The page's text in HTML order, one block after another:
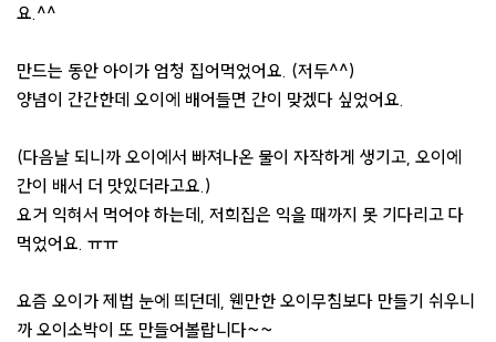
요.^^
만드는 동안 아이가 엄청 집어먹었어요. (저두^^)
양념이 간간한데 오이에 배어들면 간이 맞겠다 싶었어요.
(다음날 되니까 오이에서 빠져나온 물이 자작하게 생기고, 오이에
간이 배서 더 맛있더라고요.)
요거 익혀서 먹어야 하는데, 저희집은 익을 때까지 못 기다리고 다
먹었어요. ㅠㅠ
요즘 오이가 제법 눈에 띄던데, 웬만한 오이무침보다 만들기 쉬우니
까 오이소박이 또 만들어볼랍니다~~